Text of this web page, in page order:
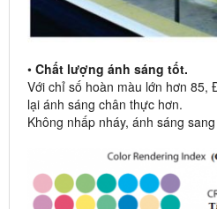
• Chất lượng ánh sáng tốt.
Với chỉ số hoàn màu lớn hơn 85,
lại ánh sáng chân thực hơn.
Không nhấp nháy, ánh sáng